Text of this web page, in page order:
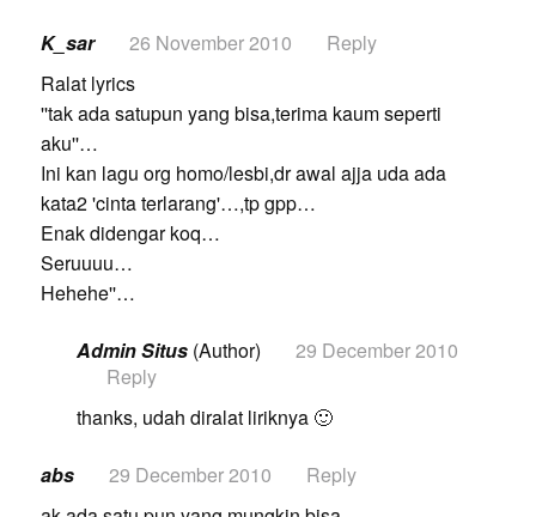
K_sar 26 November 2010
Reply
Ralat lyrics
''tak ada satupun yang bisa,terima kaum seperti
aku''…
Ini kan lagu org homo/lesbi,dr awal ajja uda ada
kata2 'cinta terlarang'…,tp gpp…
Enak didengar koq…
Seruuuu…
Hehehe''…
Admin Situs (Author)
29 December 2010
Reply
thanks, udah diralat liriknya 🙂
abs 29 December 2010
Reply